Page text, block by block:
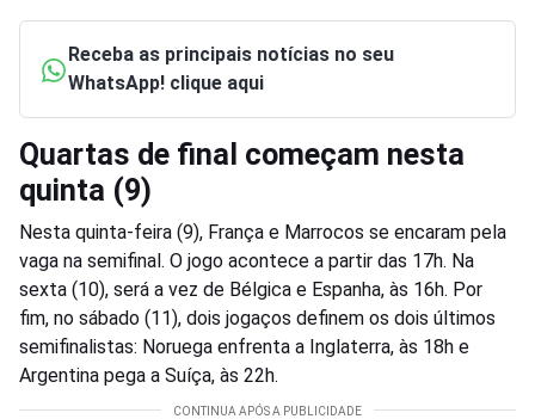
Receba as principais notícias no seu
WhatsApp! clique aqui
Quartas de final começam nesta
quinta (9)
Nesta quinta-feira (9), França e Marrocos se encaram pela
vaga na semifinal. O jogo acontece a partir das 17h. Na
sexta (10), será a vez de Bélgica e Espanha, às 16h. Por
fim, no sábado (11), dois jogaços definem os dois últimos
semifinalistas: Noruega enfrenta a Inglaterra, às 18h e
Argentina pega a Suíça, às 22h.